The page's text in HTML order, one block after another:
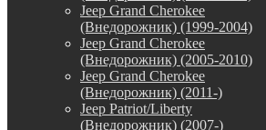
Jeep Grand Cherokee
(Внедорожник) (1999-2004)
Jeep Grand Cherokee
(Внедорожник) (2005-2010)
Jeep Grand Cherokee
(Внедорожник) (2011-)
Jeep Patriot/Liberty
(Внедорожник) (2007-)